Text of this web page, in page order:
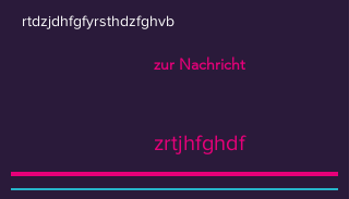
rtdzjdhfgfyrsthdzfghvb
zur Nachricht
zrtjhfghdf